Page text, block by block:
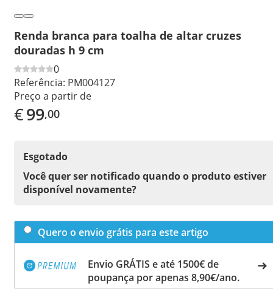
Renda branca para toalha de altar cruzes
douradas h 9 cm
0
Referência: PM004127
Preço a partir de
€99,00
Esgotado
Você quer ser notificado quando o produto estiver
disponível novamente?
Quero o envio grátis para este artigo
Envio GRÁTIS e até 1500€ de
poupança por apenas 8,90€/ano.